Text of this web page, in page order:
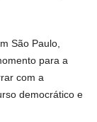
São Paulo,
para a
com a
democrático e